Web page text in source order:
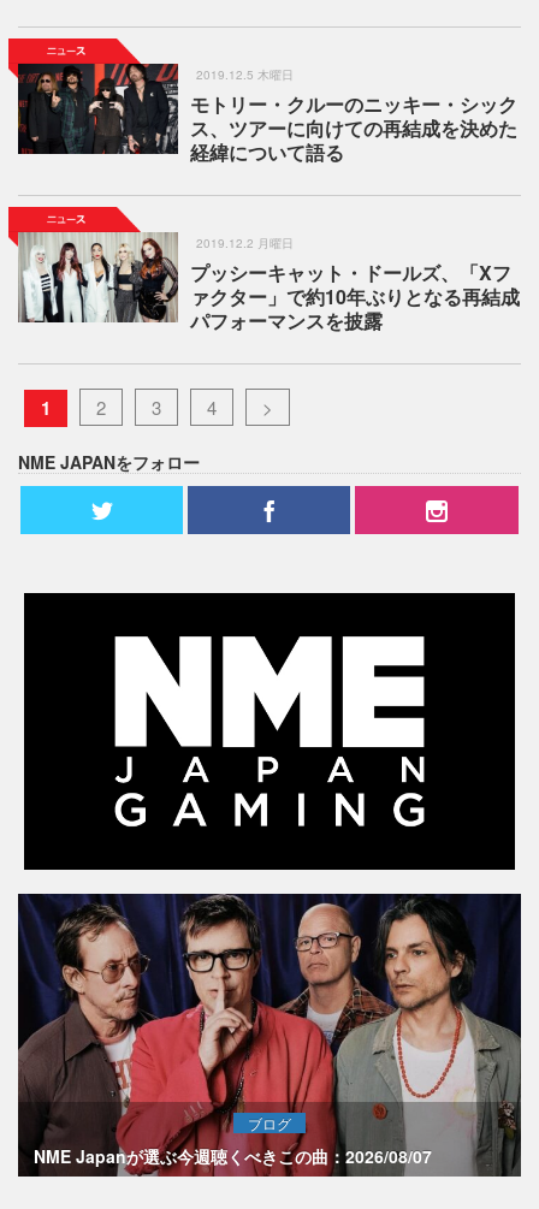
2019.12.5 木曜日
モトリー・クルーのニッキー・シック
ス、ツアーに向けての再結成を決めた
経緯について語る
2019.12.2 月曜日
プッシーキャット・ドールズ、「Xフ
ァクター」で約10年ぶりとなる再結成
パフォーマンスを披露
1 2 3 4 >
NME JAPANをフォロー
ブログ
NME Japanが選ぶ今週聴くべきこの曲：2026/08/07